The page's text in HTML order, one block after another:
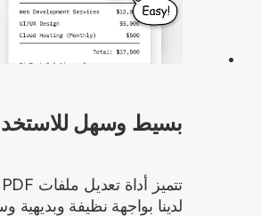
بسيط وسهل
لدينا بواجهة نظيفة وبديهية